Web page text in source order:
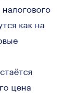
как на
цена